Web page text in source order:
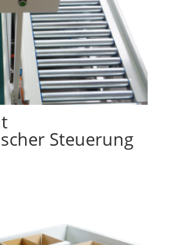
Steuerung